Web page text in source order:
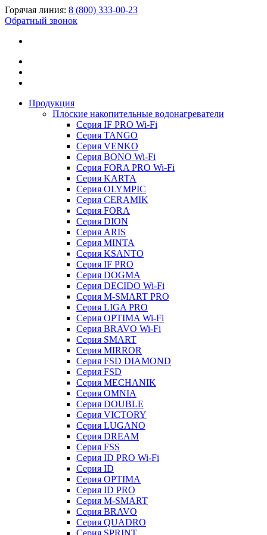
Горячая линия: 8 (800) 333-00-23
Обратный звонок
Продукция
Плоские накопительные водонагреватели
Серия IF PRO Wi-Fi
Серия TANGO
Серия VENKO
Серия BONO Wi-Fi
Серия FORA PRO Wi-Fi
Серия KARTA
Серия OLYMPIC
Серия CERAMIK
Серия FORA
Серия DION
Серия ARIS
Серия MINTA
Серия KSANTO
Серия IF PRO
Серия DOGMA
Серия DECIDO Wi-Fi
Серия M-SMART PRO
Серия LIGA PRO
Серия OPTIMA Wi-Fi
Серия BRAVO Wi-Fi
Серия SMART
Серия MIRROR
Серия FSD DIAMOND
Серия FSD
Серия MECHANIK
Серия OMNIA
Серия DOUBLE
Серия VICTORY
Серия LUGANO
Серия DREAM
Серия FSS
Серия ID PRO Wi-Fi
Серия ID
Серия OPTIMA
Серия ID PRO
Серия M-SMART
Серия BRAVO
Серия QUADRO
Серия SPRINT